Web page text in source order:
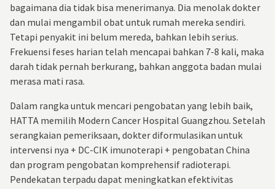
bagaimana dia tidak bisa menerimanya. Dia menolak dokter
dan mulai mengambil obat untuk rumah mereka sendiri.
Tetapi penyakit ini belum mereda, bahkan lebih serius.
Frekuensi feses harian telah mencapai bahkan 7-8 kali, maka
darah tidak pernah berkurang, bahkan anggota badan mulai
merasa mati rasa.
Dalam rangka untuk mencari pengobatan yang lebih baik,
HATTA memilih Modern Cancer Hospital Guangzhou. Setelah
serangkaian pemeriksaan, dokter diformulasikan untuk
intervensi nya + DC-CIK imunoterapi + pengobatan China
dan program pengobatan komprehensif radioterapi.
Pendekatan terpadu dapat meningkatkan efektivitas